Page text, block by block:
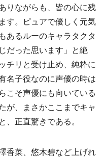
りながらも、皆の心に残
す。ピュアで優しく元気
あるルーのキャラタクタ
だった思います」と絶
チリと受け止め、純粋に
名子役なのに声優の時は
こそ声優にも向いている
が、まさかここまでキャ
正直驚きである。
香菜、悠木碧など上げれ